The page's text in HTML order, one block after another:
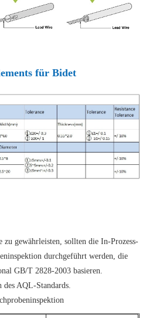
für Bidet
gewährleisten, sollten die In-Prozess-
durchgeführt werden, die
GB/T 2828-2003 basieren.
AQL-Standards.